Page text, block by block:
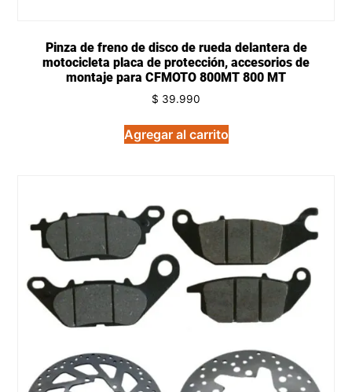
Pinza de freno de disco de rueda delantera de
motocicleta placa de protección, accesorios de
montaje para CFMOTO 800MT 800 MT
$ 39.990
Agregar al carrito